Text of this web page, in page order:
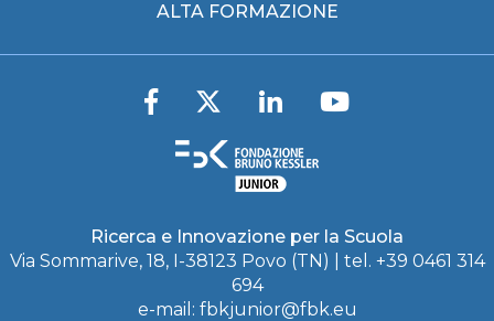
ALTA FORMAZIONE
Ricerca e Innovazione per la Scuola
Via Sommarive, 18, I-38123 Povo (TN) | tel. +39 0461 314
694
e-mail: fbkjunior@fbk.eu